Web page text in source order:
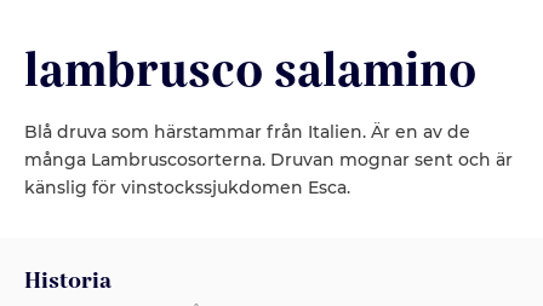
lambrusco salamino
Blå druva som härstammar från Italien. Är en av de
många Lambruscosorterna. Druvan mognar sent och är
känslig för vinstockssjukdomen Esca.
Historia